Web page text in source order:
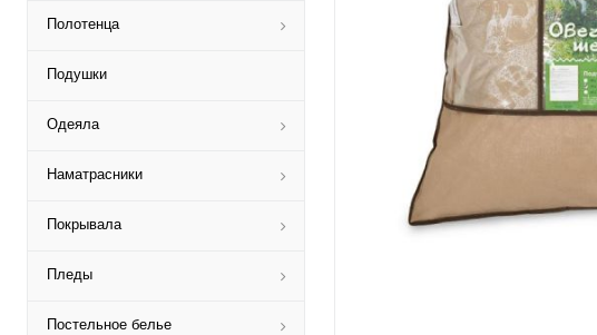
Полотенца
Подушки
Одеяла
Наматрасники
Покрывала
Пледы
Постельное белье